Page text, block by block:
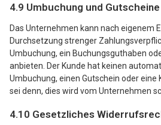
4.9 Umbuchung und Gutscheine
Das Unternehmen kann nach eigenem
Durchsetzung strenger
Umbuchung, ein Buchungsguthaben
anbieten. Der Kunde hat keinen
Umbuchung, einen Gutschein oder
sei denn, dies wird vom Unternehmen
4.10 Gesetzliches